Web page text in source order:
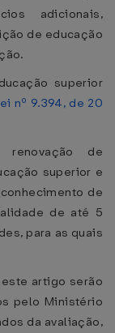
adicionais,
de educação
superior
nº 9.394, de 20
de
superior e
de
de até 5
para as quais
artigo serão
pelo Ministério
da avaliação,